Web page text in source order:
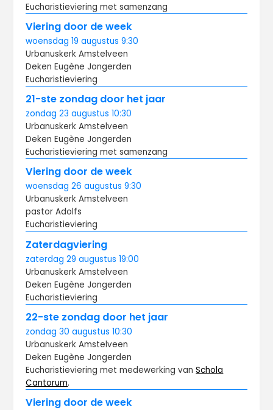
Eucharistieviering met samenzang
Viering door de week
woensdag 19 augustus9:30
Urbanuskerk Amstelveen
Deken Eugène Jongerden
Eucharistieviering
21-ste zondag door het jaar
zondag 23 augustus10:30
Urbanuskerk Amstelveen
Deken Eugène Jongerden
Eucharistieviering met samenzang
Viering door de week
woensdag 26 augustus9:30
Urbanuskerk Amstelveen
pastor Adolfs
Eucharistieviering
Zaterdagviering
zaterdag 29 augustus19:00
Urbanuskerk Amstelveen
Deken Eugène Jongerden
Eucharistieviering
22-ste zondag door het jaar
zondag 30 augustus10:30
Urbanuskerk Amstelveen
Deken Eugène Jongerden
Eucharistieviering met medewerking vanSchola
Cantorum.
Viering door de week